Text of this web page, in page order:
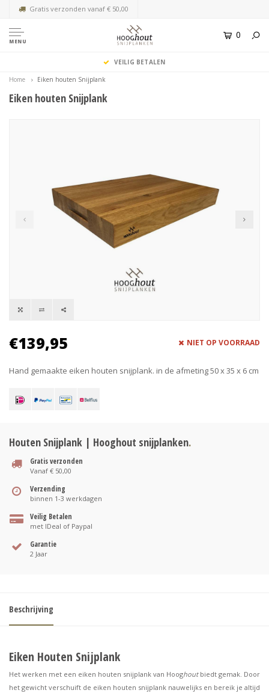
Gratis verzonden vanaf € 50,00
MENU
0
VEILIG BETALEN
Home Eiken houten Snijplank
Eiken houten Snijplank
€139,95 NIET OP VOORRAAD
Hand gemaakte eiken houten snijplank. in de afmeting 50 x 35 x 6 cm
Houten Snijplank | Hooghout snijplanken.
Gratis verzonden
Vanaf € 50,00
Verzending
binnen 1-3 werkdagen
Veilig Betalen
met IDeal of Paypal
Garantie
2 Jaar
Beschrijving
Eiken Houten Snijplank
Het werken met een eiken houten snijplank van Hooghoutbiedt gemak. Door
het gewicht verschuift de eiken houten snijplank nauwelijks en bereik je altijd